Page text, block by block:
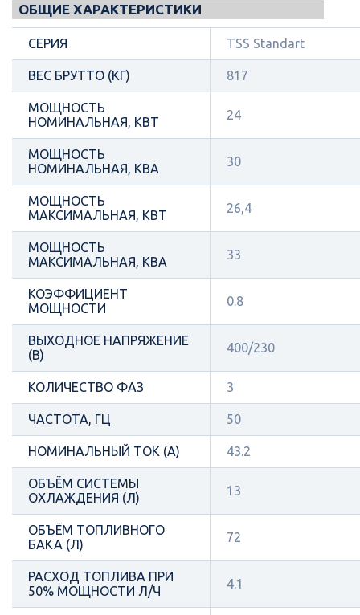
ОБЩИЕ ХАРАКТЕРИСТИКИ
СЕРИЯ TSS Standart
ВЕС БРУТТО (КГ) 817
МОЩНОСТЬ
НОМИНАЛЬНАЯ, КВТ
24
МОЩНОСТЬ
НОМИНАЛЬНАЯ, КВА
30
МОЩНОСТЬ
МАКСИМАЛЬНАЯ, КВТ
26,4
МОЩНОСТЬ
МАКСИМАЛЬНАЯ, КВА
33
КОЭФФИЦИЕНТ
МОЩНОСТИ
0.8
ВЫХОДНОЕ НАПРЯЖЕНИЕ
(В)
400/230
КОЛИЧЕСТВО ФАЗ 3
ЧАСТОТА, ГЦ 50
НОМИНАЛЬНЫЙ ТОК (А) 43.2
ОБЪЁМ СИСТЕМЫ
ОХЛАЖДЕНИЯ (Л)
13
ОБЪЁМ ТОПЛИВНОГО
БАКА (Л)
72
РАСХОД ТОПЛИВА ПРИ
50% МОЩНОСТИ Л/Ч
4.1